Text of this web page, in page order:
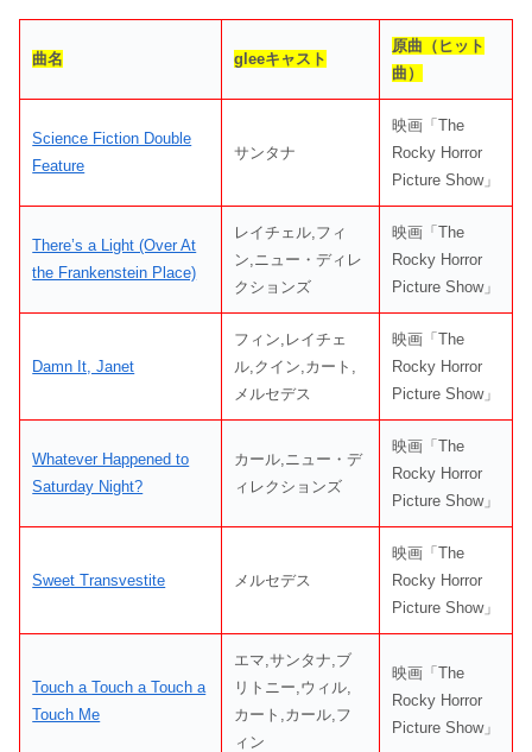
曲名 gleeキャスト
原曲（ヒット
曲）
Science Fiction Double
Feature
サンタナ
映画「The
Rocky Horror
Picture Show」
There’s a Light (Over At
the Frankenstein Place)
レイチェル,フィ
ン,ニュー・ディレ
クションズ
映画「The
Rocky Horror
Picture Show」
Damn It, Janet
フィン,レイチェ
ル,クイン,カート,
メルセデス
映画「The
Rocky Horror
Picture Show」
Whatever Happened to
Saturday Night?
カール,ニュー・デ
ィレクションズ
映画「The
Rocky Horror
Picture Show」
Sweet Transvestite メルセデス
映画「The
Rocky Horror
Picture Show」
Touch a Touch a Touch a
Touch Me
エマ,サンタナ,ブ
リトニー,ウィル,
カート,カール,フ
ィン
映画「The
Rocky Horror
Picture Show」